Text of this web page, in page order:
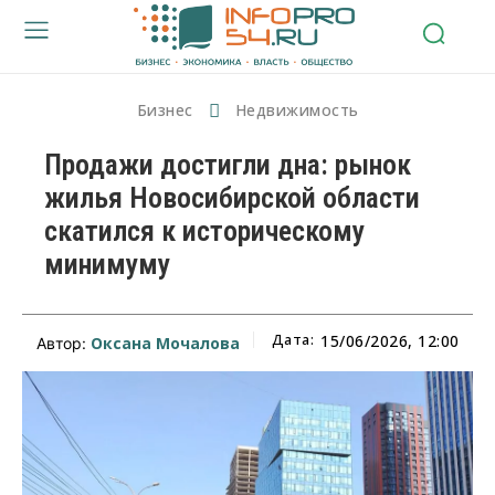
Бизнес Недвижимость
Продажи достигли дна: рынок
жилья Новосибирской области
скатился к историческому
минимуму
Автор: Оксана Мочалова Дата: 15/06/2026, 12:00